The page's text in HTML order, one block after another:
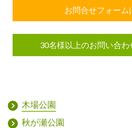
お問合せフォーム
30名様以上のお問い合わ
木場公園
秋が瀬公園